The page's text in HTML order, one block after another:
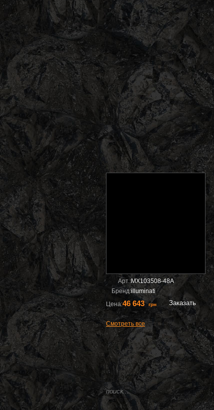
Арт.:MX103508-48A
Бренд:illuminati
Цена:46 643грн Заказать
Смотреть все